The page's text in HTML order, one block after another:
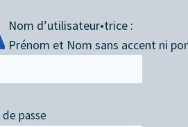
Nom d’utilisateur•trice :
Prénom et Nom sans accent ni
passe